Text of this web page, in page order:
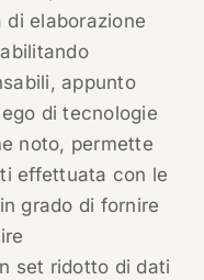
elaborazione
appunto
di tecnologie
noto, permette
effettuata con le
grado di fornire
set ridotto di dati